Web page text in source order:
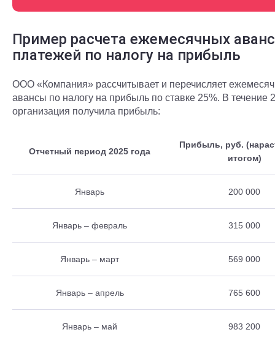
Пример расчета ежемесячных
платежей по налогу на прибыль
ООО «Компания» рассчитывает и перечисляет
авансы по налогу на прибыль по ставке 25%. В течение
организация получила прибыль:
Отчетный период 2025 года
Прибыль, руб.
итогом)
Январь 200 000
Январь – февраль 315 000
Январь – март 569 000
Январь – апрель 765 600
Январь – май 983 200